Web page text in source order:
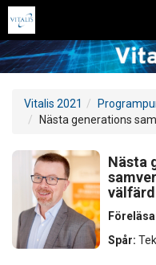
Vitalis 2021
Nästa generations
Nästa
Spår: